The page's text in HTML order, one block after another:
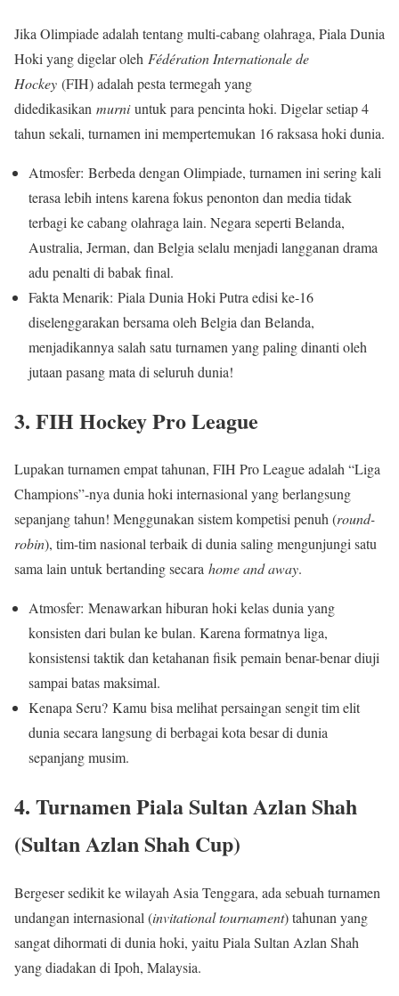
Jika Olimpiade adalah tentang multi-cabang olahraga, Piala Dunia
Hoki yang digelar oleh Fédération Internationale de
Hockey (FIH) adalah pesta termegah yang
didedikasikan murniuntuk para pencinta hoki. Digelar setiap 4
tahun sekali, turnamen ini mempertemukan 16 raksasa hoki dunia.
Atmosfer: Berbeda dengan Olimpiade, turnamen ini sering kali
terasa lebih intens karena fokus penonton dan media tidak
terbagi ke cabang olahraga lain. Negara seperti Belanda,
Australia, Jerman, dan Belgia selalu menjadi langganan drama
adu penalti di babak final.
Fakta Menarik: Piala Dunia Hoki Putra edisi ke-16
diselenggarakan bersama oleh Belgia dan Belanda,
menjadikannya salah satu turnamen yang paling dinanti oleh
jutaan pasang mata di seluruh dunia!
3. FIH Hockey Pro League
Lupakan turnamen empat tahunan, FIH Pro League adalah “Liga
Champions”-nya dunia hoki internasional yang berlangsung
sepanjang tahun! Menggunakan sistem kompetisi penuh (round-
robin), tim-tim nasional terbaik di dunia saling mengunjungi satu
sama lain untuk bertanding secara home and away.
Atmosfer: Menawarkan hiburan hoki kelas dunia yang
konsisten dari bulan ke bulan. Karena formatnya liga,
konsistensi taktik dan ketahanan fisik pemain benar-benar diuji
sampai batas maksimal.
Kenapa Seru? Kamu bisa melihat persaingan sengit tim elit
dunia secara langsung di berbagai kota besar di dunia
sepanjang musim.
4. Turnamen Piala Sultan Azlan Shah
(Sultan Azlan Shah Cup)
Bergeser sedikit ke wilayah Asia Tenggara, ada sebuah turnamen
undangan internasional (invitational tournament) tahunan yang
sangat dihormati di dunia hoki, yaitu Piala Sultan Azlan Shah
yang diadakan di Ipoh, Malaysia.